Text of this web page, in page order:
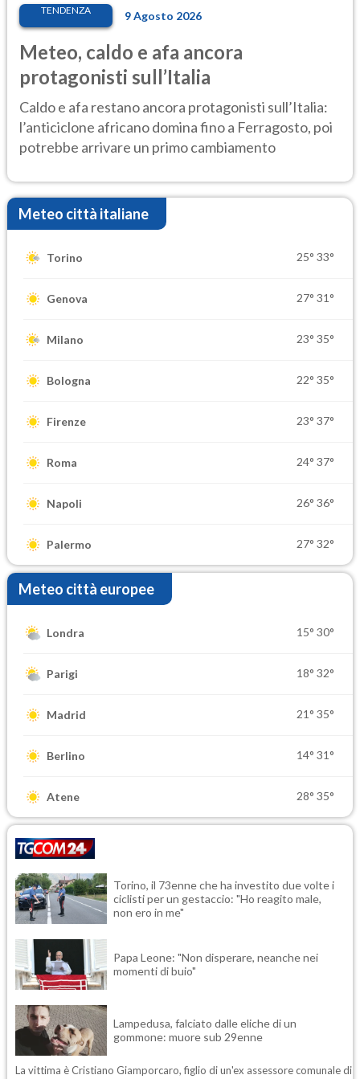
TENDENZA 9 Agosto 2026
Meteo, caldo e afa ancora
protagonisti sull’Italia
Caldo e afa restano ancora protagonisti sull’Italia:
l’anticiclone africano domina fino a Ferragosto, poi
potrebbe arrivare un primo cambiamento
Meteo città italiane
Torino 25° 33°
Genova 27° 31°
Milano 23° 35°
Bologna 22° 35°
Firenze 23° 37°
Roma 24° 37°
Napoli 26° 36°
Palermo 27° 32°
Meteo città europee
Londra 15° 30°
Parigi 18° 32°
Madrid 21° 35°
Berlino 14° 31°
Atene 28° 35°
Torino, il 73enne che ha investito due volte i
ciclisti per un gestaccio: "Ho reagito male,
non ero in me"
Papa Leone: "Non disperare, neanche nei
momenti di buio"
Lampedusa, falciato dalle eliche di un
gommone: muore sub 29enne
La vittima è Cristiano Giamporcaro, figlio di un'ex assessore comunale di